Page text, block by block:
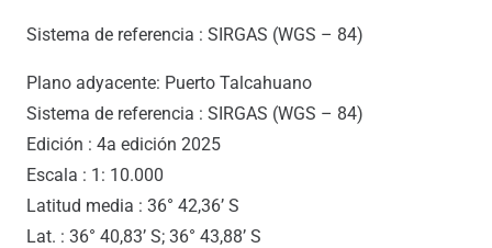
Sistema de referencia : SIRGAS (WGS – 84)
Plano adyacente: Puerto Talcahuano
Sistema de referencia : SIRGAS (WGS – 84)
Edición : 4a edición 2025
Escala : 1: 10.000
Latitud media : 36° 42,36’ S
Lat. : 36° 40,83’ S; 36° 43,88’ S